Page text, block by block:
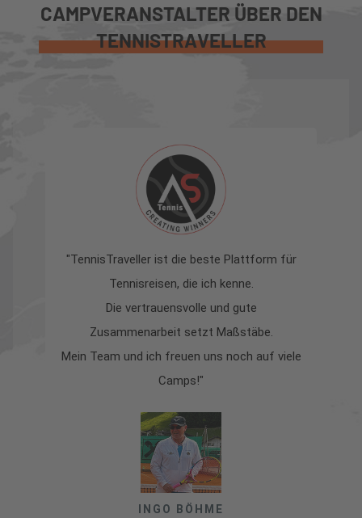
CAMPVERANSTALTER ÜBER DEN
TENNISTRAVELLER
"TennisTraveller ist die beste Plattform für
Tennisreisen, die ich kenne.
Die vertrauensvolle und gute
Zusammenarbeit setzt Maßstäbe.
Mein Team und ich freuen uns noch auf viele
Camps!"
INGO BÖHME